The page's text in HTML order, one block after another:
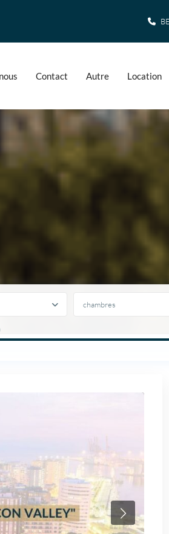
Contact Autre Location